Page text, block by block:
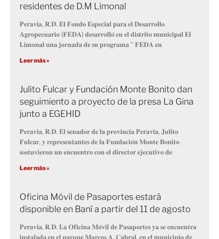
residentes de D.M Limonal
𝐏𝐞𝐫𝐚𝐯𝐢𝐚, 𝐑.𝐃. 𝐄𝐥 𝐅𝐨𝐧𝐝𝐨 𝐄𝐬𝐩𝐞𝐜𝐢𝐚𝐥 𝐩𝐚𝐫𝐚 𝐞𝐥 𝐃𝐞𝐬𝐚𝐫𝐫𝐨𝐥𝐥𝐨
𝐀𝐠𝐫𝐨𝐩𝐞𝐜𝐮𝐚𝐫𝐢𝐨 (𝐅𝐄𝐃𝐀) 𝐝𝐞𝐬𝐚𝐫𝐫𝐨𝐥𝐥𝐨́ 𝐞𝐧 𝐞𝐥 𝐝𝐢𝐬𝐭𝐫𝐢𝐭𝐨 𝐦𝐮𝐧𝐢𝐜𝐢𝐩𝐚𝐥 𝐄𝐥
𝐋𝐢𝐦𝐨𝐧𝐚𝐥 𝐮𝐧𝐚 𝐣𝐨𝐫𝐧𝐚𝐝𝐚 𝐝𝐞 𝐬𝐮 𝐩𝐫𝐨𝐠𝐫𝐚𝐦𝐚 “ 𝐅𝐄𝐃𝐀 𝐞𝐧
Leer más »
Julito Fulcar y Fundación Monte Bonito dan
seguimiento a proyecto de la presa La Gina
junto a EGEHID
𝐏𝐞𝐫𝐚𝐯𝐢𝐚, 𝐑.𝐃. 𝐄𝐥 𝐬𝐞𝐧𝐚𝐝𝐨𝐫 𝐝𝐞 𝐥𝐚 𝐩𝐫𝐨𝐯𝐢𝐧𝐜𝐢𝐚 𝐏𝐞𝐫𝐚𝐯𝐢𝐚, 𝐉𝐮𝐥𝐢𝐭𝐨
𝐅𝐮𝐥𝐜𝐚𝐫, 𝐲 𝐫𝐞𝐩𝐫𝐞𝐬𝐞𝐧𝐭𝐚𝐧𝐭𝐞𝐬 𝐝𝐞 𝐥𝐚 𝐅𝐮𝐧𝐝𝐚𝐜𝐢𝐨́𝐧 𝐌𝐨𝐧𝐭𝐞 𝐁𝐨𝐧𝐢𝐭𝐨
𝐬𝐨𝐬𝐭𝐮𝐯𝐢𝐞𝐫𝐨𝐧 𝐮𝐧 𝐞𝐧𝐜𝐮𝐞𝐧𝐭𝐫𝐨 𝐜𝐨𝐧 𝐞𝐥 𝐝𝐢𝐫𝐞𝐜𝐭𝐨𝐫 𝐞𝐣𝐞𝐜𝐮𝐭𝐢𝐯𝐨 𝐝𝐞
Leer más »
Oficina Móvil de Pasaportes estará
disponible en Baní a partir del 11 de agosto
𝐏𝐞𝐫𝐚𝐯𝐢𝐚, 𝐑.𝐃. 𝐋𝐚 𝐎𝐟𝐢𝐜𝐢𝐧𝐚 𝐌𝐨́𝐯𝐢𝐥 𝐝𝐞 𝐏𝐚𝐬𝐚𝐩𝐨𝐫𝐭𝐞𝐬 𝐲𝐚 𝐬𝐞 𝐞𝐧𝐜𝐮𝐞𝐧𝐭𝐫𝐚
𝐢𝐧𝐬𝐭𝐚𝐥𝐚𝐝𝐚 𝐞𝐧 𝐞𝐥 𝐩𝐚𝐫𝐪𝐮𝐞 𝐌𝐚𝐫𝐜𝐨𝐬 𝐀. 𝐂𝐚𝐛𝐫𝐚𝐥, 𝐞𝐧 𝐞𝐥 𝐦𝐮𝐧𝐢𝐜𝐢𝐩𝐢𝐨 𝐝𝐞